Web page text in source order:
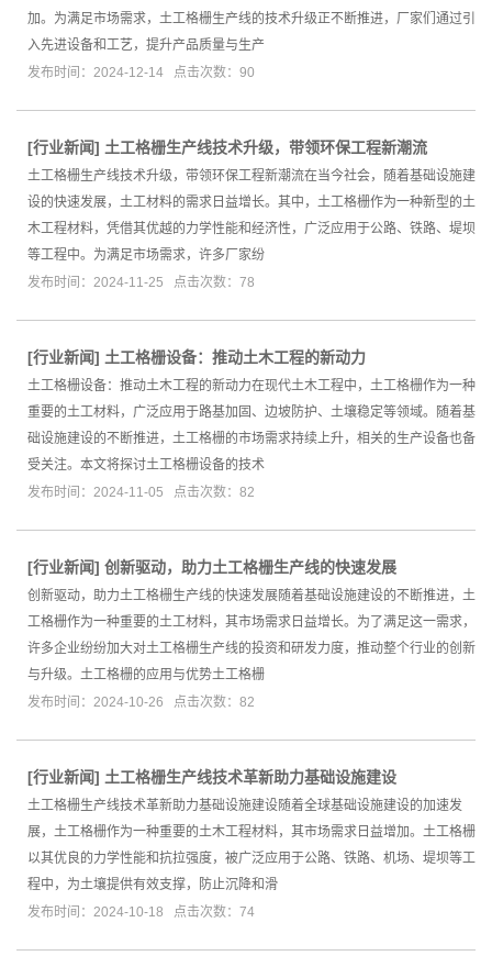
加。为满足市场需求，土工格栅生产线的技术升级正不断推进，厂家们通过引
入先进设备和工艺，提升产品质量与生产
发布时间：2024-12-14 点击次数：90
[行业新闻] 土工格栅生产线技术升级，带领环保工程新潮流
土工格栅生产线技术升级，带领环保工程新潮流在当今社会，随着基础设施建
设的快速发展，土工材料的需求日益增长。其中，土工格栅作为一种新型的土
木工程材料，凭借其优越的力学性能和经济性，广泛应用于公路、铁路、堤坝
等工程中。为满足市场需求，许多厂家纷
发布时间：2024-11-25 点击次数：78
[行业新闻] 土工格栅设备：推动土木工程的新动力
土工格栅设备：推动土木工程的新动力在现代土木工程中，土工格栅作为一种
重要的土工材料，广泛应用于路基加固、边坡防护、土壤稳定等领域。随着基
础设施建设的不断推进，土工格栅的市场需求持续上升，相关的生产设备也备
受关注。本文将探讨土工格栅设备的技术
发布时间：2024-11-05 点击次数：82
[行业新闻] 创新驱动，助力土工格栅生产线的快速发展
创新驱动，助力土工格栅生产线的快速发展随着基础设施建设的不断推进，土
工格栅作为一种重要的土工材料，其市场需求日益增长。为了满足这一需求，
许多企业纷纷加大对土工格栅生产线的投资和研发力度，推动整个行业的创新
与升级。土工格栅的应用与优势土工格栅
发布时间：2024-10-26 点击次数：82
[行业新闻] 土工格栅生产线技术革新助力基础设施建设
土工格栅生产线技术革新助力基础设施建设随着全球基础设施建设的加速发
展，土工格栅作为一种重要的土木工程材料，其市场需求日益增加。土工格栅
以其优良的力学性能和抗拉强度，被广泛应用于公路、铁路、机场、堤坝等工
程中，为土壤提供有效支撑，防止沉降和滑
发布时间：2024-10-18 点击次数：74